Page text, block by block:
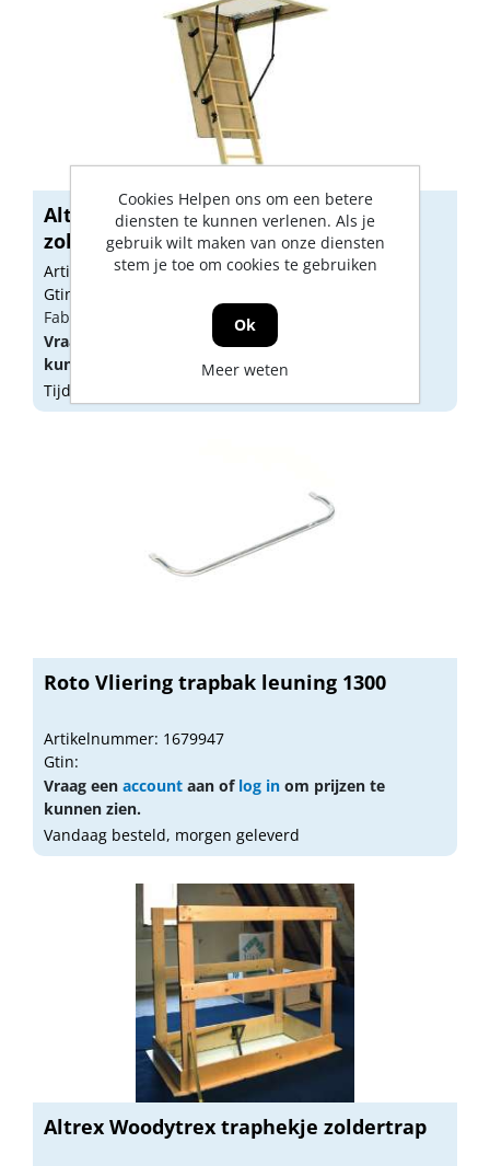
Altrex Woodytrex-Budget 3-delige
zoldert...
Artikelnummer: E110345
Gtin: 8711563129566
Fabrikant artikel nummer: 505016
Vraag een
aan of log in
kunnen zien.
Tijdelijk niet op voorraad
Roto Vliering trapbak leuning 1300
Artikelnummer: 1679947
Gtin:
Vraag een account aan of log in om prijzen te
kunnen zien.
Vandaag besteld, morgen geleverd
Altrex Woodytrex traphekje zoldertrap
Cookies Helpen ons om een betere
diensten te kunnen verlenen. Als je
gebruik wilt maken van onze diensten
stem je toe om cookies te gebruiken
Ok
Meer weten